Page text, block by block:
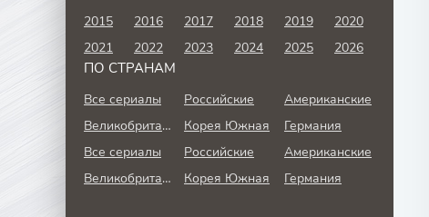
2015 2016 2017 2018 2019
2020
2021
2022 2023 2024 2025 2026
ПО СТРАНАМ
Все сериалы Российские
Американские
Великобритания
Корея Южная
Германия
Все сериалы
Российские
Американские
Великобритания
Корея Южная Германия